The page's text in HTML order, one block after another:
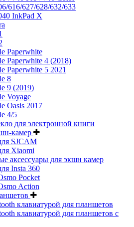
616/627/628/632/633
InkPad X
Paperwhite
Paperwhite 4 (2018)
Paperwhite 5 2021
8
9 (2019)
Voyage
Oasis 2017
4/5
для электронной книги
камер
SJCAM
Xiaomi
аксессуары для экшн камер
Insta 360
Pocket
Action
клавиатурой для планшетов
клавиатурой для планшетов с